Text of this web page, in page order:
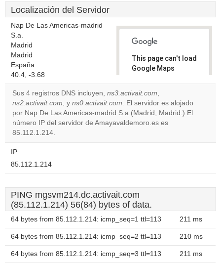
Localización del Servidor
Nap De Las Americas-madrid
S.a.
Madrid
Madrid
España
40.4, -3.68
This page can't load
Google Maps
Do you
website?
OK
Sus 4 registros DNS incluyen, ns3.activait.com,
ns2.activait.com, y ns0.activait.com. El servidor es alojado
por Nap De Las Americas-madrid S.a (Madrid, Madrid.) El
número IP del servidor de Amayavaldemoro.es es
85.112.1.214.
IP:
85.112.1.214
PING mgsvm214.dc.activait.com
(85.112.1.214) 56(84) bytes of data.
64 bytes from 85.112.1.214: icmp_seq=1 ttl=113 211 ms
64 bytes from 85.112.1.214: icmp_seq=2 ttl=113 210 ms
64 bytes from 85.112.1.214: icmp_seq=3 ttl=113 211 ms